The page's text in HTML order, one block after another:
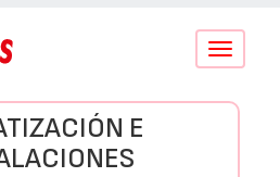
Conmutar
E